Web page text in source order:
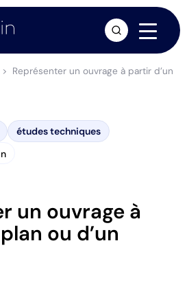
Représenter un ouvrage à partir d’un
études techniques
un ouvrage à
ou d’un
arrow_forward